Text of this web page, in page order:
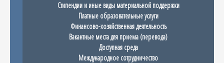
Стипендии и иные виды материальной поддержки
Платные образовательные услуги
Финансово-хозяйственная деятельность
Вакантные места для приема (перевода)
Доступная среда
Международное сотрудничество